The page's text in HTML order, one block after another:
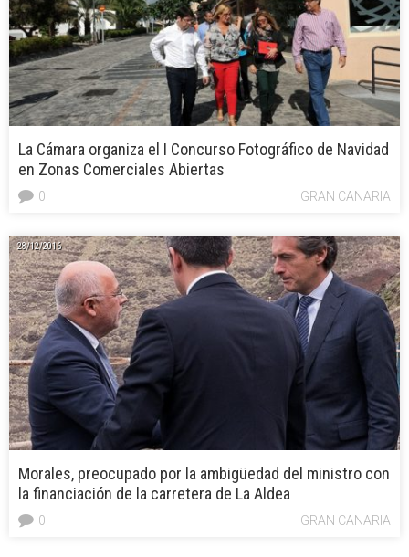
La Cámara organiza el I Concurso Fotográfico de Navidad
en Zonas Comerciales Abiertas
GRAN CANARIA
0
28/12/2016
Morales, preocupado por la ambigüedad del ministro con
la financiación de la carretera de La Aldea
GRAN CANARIA
0